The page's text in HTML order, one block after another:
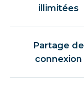
illimitées
Partage de
connexion